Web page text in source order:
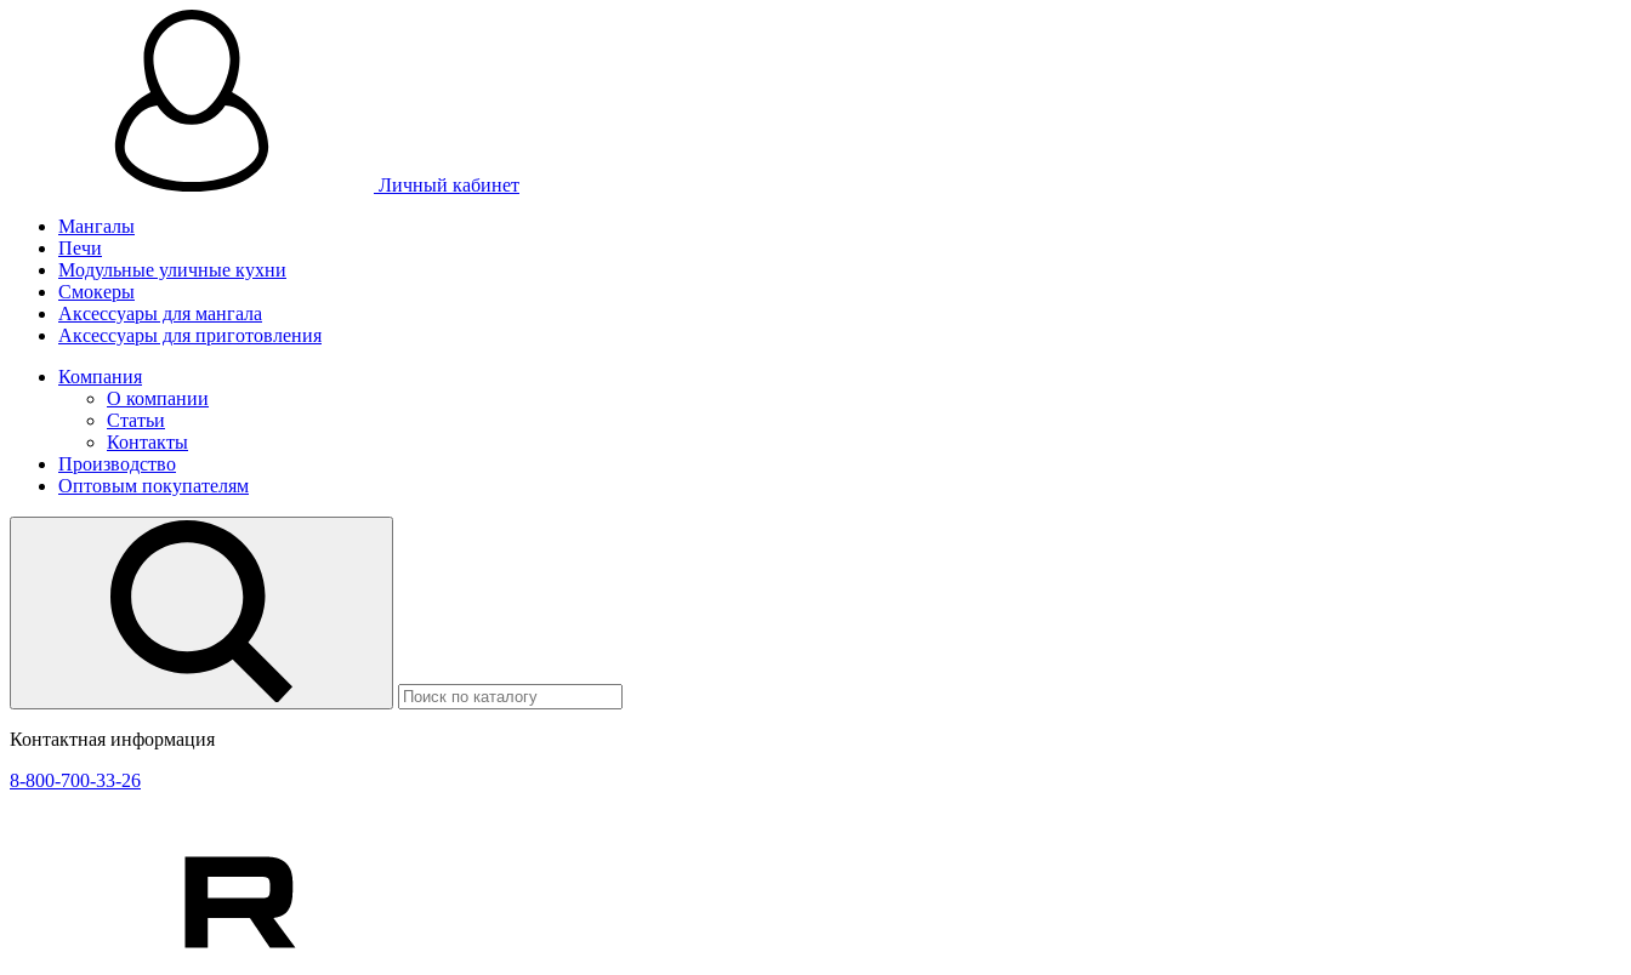
Личный кабинет
Мангалы
Печи
Модульные уличные кухни
Смокеры
Аксессуары для мангала
Аксессуары для приготовления
Компания
О компании
Статьи
Контакты
Производство
Оптовым покупателям
Контактная информация
8-800-700-33-26